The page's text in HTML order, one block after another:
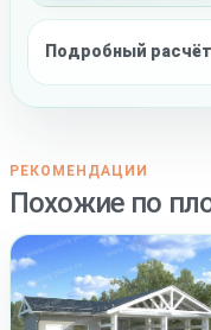
Подробный расчёт
РЕКОМЕНДАЦИИ
Похожие по